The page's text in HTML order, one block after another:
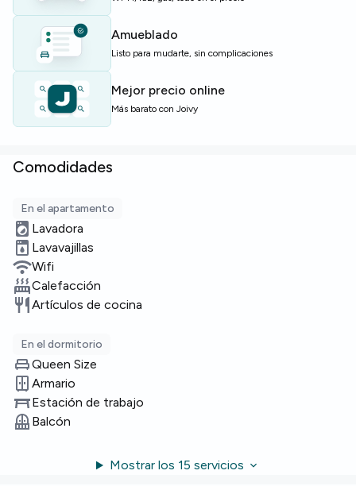
Ideal para estudiantes o jóvenes profesionales que
buscan una colación espaciosa en el centro de Milán con
servicios útiles.
Plazas limitadas — confirma tu interés cuanto antes.
Amueblado
Listo para mudarte, sin complicaciones
Mejor precio online
Más barato con Joivy
Comodidades
En el apartamento
Lavadora
Lavavajillas
Wifi
Calefacción
Artículos de cocina
En el dormitorio
Queen Size
Armario
Estación de trabajo
Balcón
Mostrar los 15 servicios